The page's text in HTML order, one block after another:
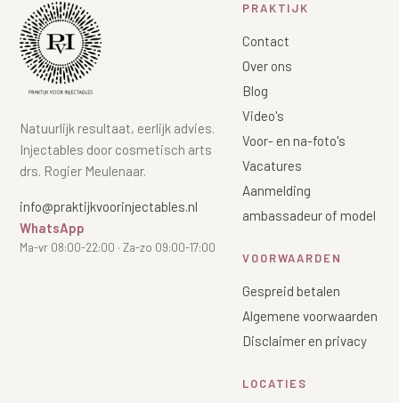
Natuurlijk resultaat, eerlijk advies.
Injectables door cosmetisch arts
drs. Rogier Meulenaar.
info@praktijkvoorinjectables.nl
WhatsApp
Ma-vr 08:00-22:00 · Za-zo 09:00-17:00
PRAKTIJK
Contact
Over ons
Blog
Video's
Voor- en na-foto's
Vacatures
Aanmelding
ambassadeur of model
VOORWAARDEN
Gespreid betalen
Algemene voorwaarden
Disclaimer en privacy
LOCATIES